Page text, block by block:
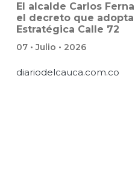
El alcalde Carlos Fernando Galán firma
el decreto que
Estratégica Calle 72
07 • Julio • 2026
diariodelcauca.com.co